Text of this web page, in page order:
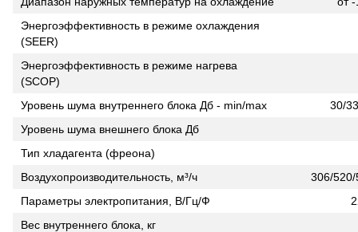
Энергоэффективность в режиме охлаждения
(SEER)
Энергоэффективность в режиме нагрева
(SCOP)
Уровень шума внутреннего блока Дб - min/max
30/
Уровень шума внешнего блока Дб
Тип хладагента (фреона)
Воздухопроизводительность, м³/ч
306/
Параметры электропитания, В/Гц/Ф
Вес внутреннего блока, кг